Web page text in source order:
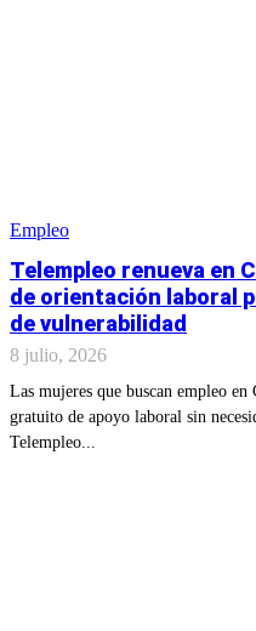
Empleo
Telempleo renueva en
de orientación laboral
de vulnerabilidad
8 julio, 2026
Las mujeres que buscan empleo
gratuito de apoyo laboral sin
Telempleo...